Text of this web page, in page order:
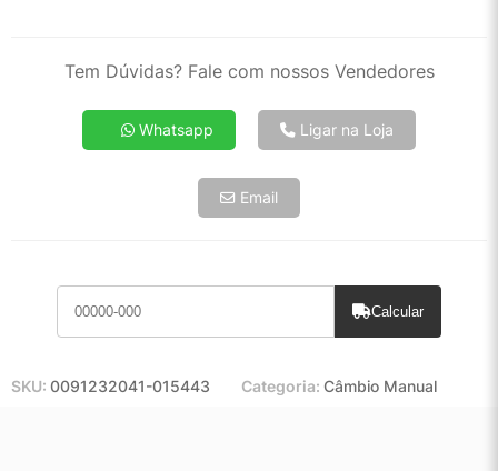
Tem Dúvidas? Fale com nossos Vendedores
Whatsapp Ligar na Loja
Email
Calcular
SKU: 0091232041-015443 Categoria: Câmbio Manual